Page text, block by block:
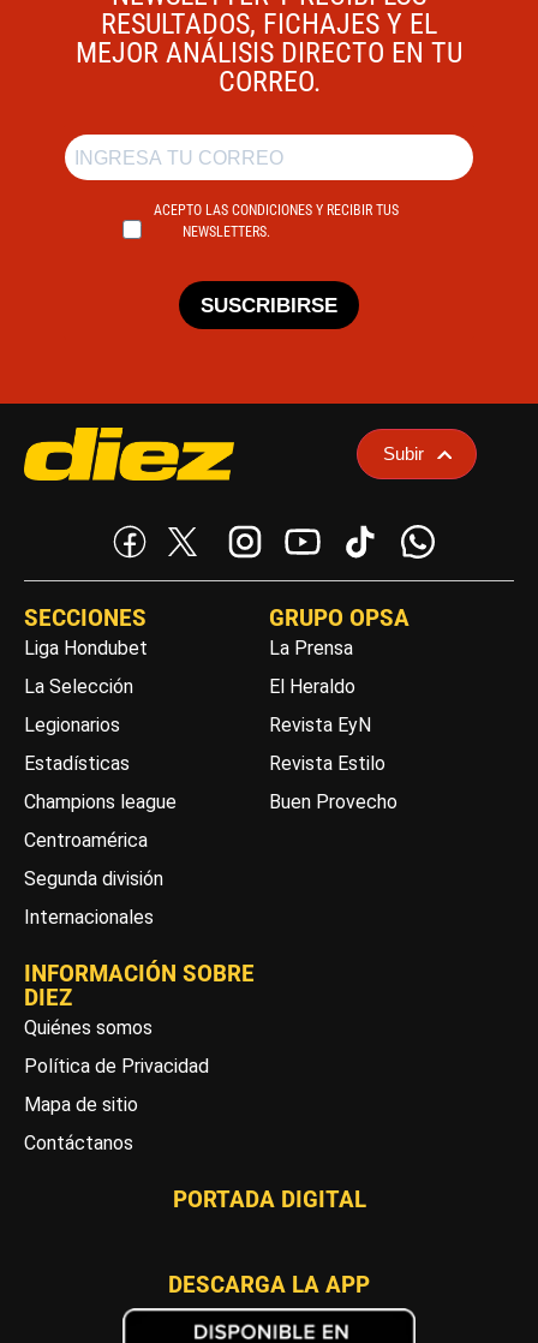
RESULTADOS, FICHAJES Y EL
MEJOR ANÁLISIS DIRECTO EN TU
CORREO.
ACEPTO LAS CONDICIONES Y RECIBIR TUS
NEWSLETTERS.
SUSCRIBIRSE
Subir
SECCIONES
Liga Hondubet
La Selección
Legionarios
Estadísticas
Champions league
Centroamérica
Segunda división
Internacionales
GRUPO OPSA
La Prensa
El Heraldo
Revista EyN
Revista Estilo
Buen Provecho
INFORMACIÓN SOBRE
DIEZ
Quiénes somos
Política de Privacidad
Mapa de sitio
Contáctanos
PORTADA DIGITAL
DESCARGA LA APP